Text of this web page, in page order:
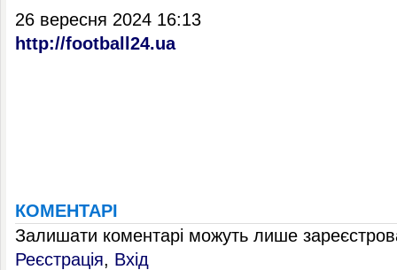
26 вересня 2024 16:13
http://football24.ua
КОМЕНТАРІ
Залишати коментарі можуть лише
Реєстрація, Вхід